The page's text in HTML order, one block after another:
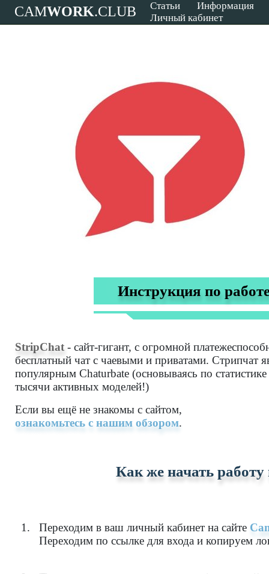
CAMWORK.CLUB Статьи
Информация
Личный кабинет
Инструкция по
StripChat - сайт-гигант, с огромной
бесплатный чат с чаевыми и приватами. Стрипчат
популярным Chaturbate (основываясь по
тысячи активных моделей!)
Если вы ещё не знакомы с сайтом,
ознакомьтесь с нашим обзором.
Как же начать
Переходим в ваш личный кабинет на сайте
Переходим по ссылке для входа и копируем